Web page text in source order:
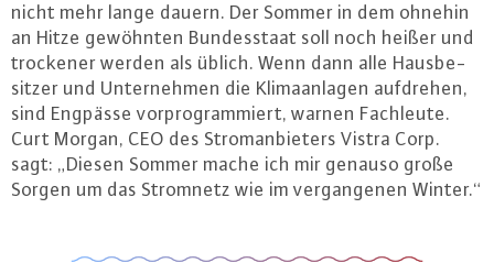
nicht mehr lange dauern. Der Sommer in dem ohnehin
an Hitze gewöhnten Bun­des­staat soll noch heißer und
trockener werden als üblich. Wenn dann alle Haus­be­
sit­zer und Un­ter­neh­men die Kli­ma­an­la­gen aufdrehen,
sind Engpässe vor­pro­gram­miert, warnen Fachleute.
Curt Morgan, CEO des Strom­an­bie­ters Vistra Corp.
sagt: „Diesen Sommer mache ich mir genauso große
Sorgen um das Stromnetz wie im ver­gan­ge­nen Winter.“